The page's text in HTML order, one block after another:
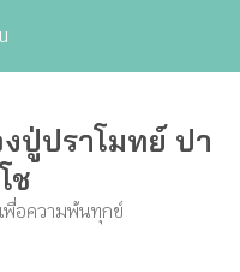
ปู่ปราโมทย์ ปา
ช
พื่อความพ้นทุกข์